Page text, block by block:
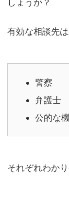
しょうか？
有効な相談先
警察
弁護士
公的な
それぞれわか